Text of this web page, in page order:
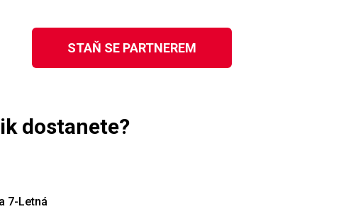
STAŇ SE PARTNEREM
dostanete?
7-Letná